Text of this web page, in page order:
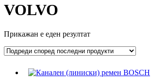
VOLVO
Прикажан е еден резултат